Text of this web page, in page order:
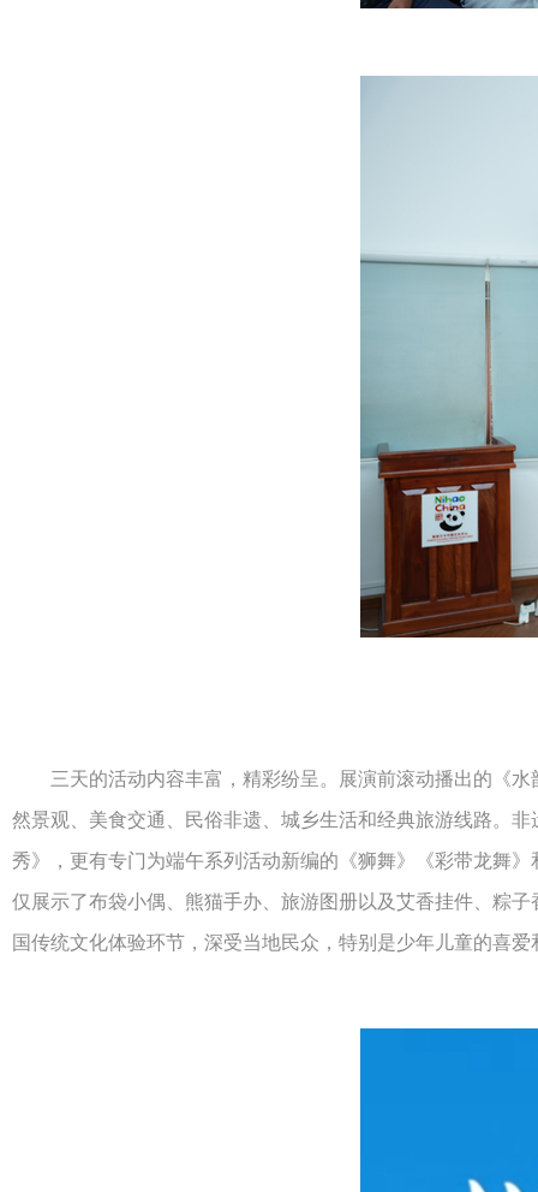
三天的活动内容丰富，精彩纷呈。展演前滚动播出的《水
然景观、美食交通、民俗非遗、城乡生活和经典旅游线路。
秀》，更有专门为端午系列活动新编的《狮舞》《彩带龙舞
仅展示了布袋小偶、熊猫手办、旅游图册以及艾香挂件、粽
国传统文化体验环节，深受当地民众，特别是少年儿童的喜